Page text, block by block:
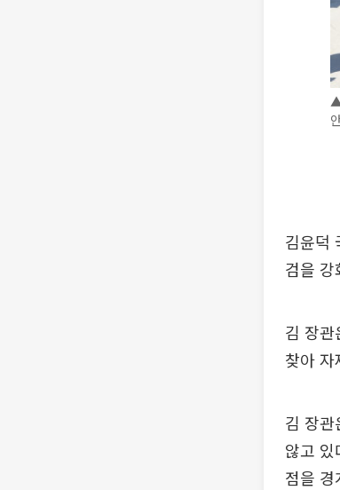
▲
김윤덕
검을 강
김 장
찾아
김 장
않고
점을 경